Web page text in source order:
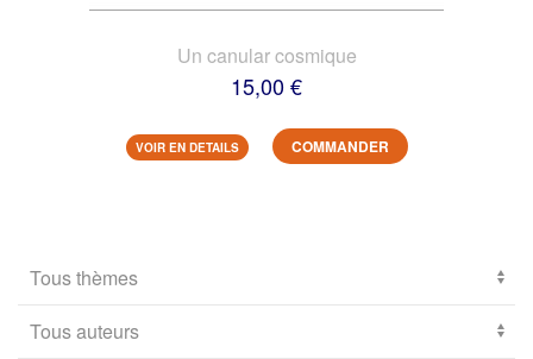
Un canular cosmique
15,00 €
VOIR EN DETAILS COMMANDER